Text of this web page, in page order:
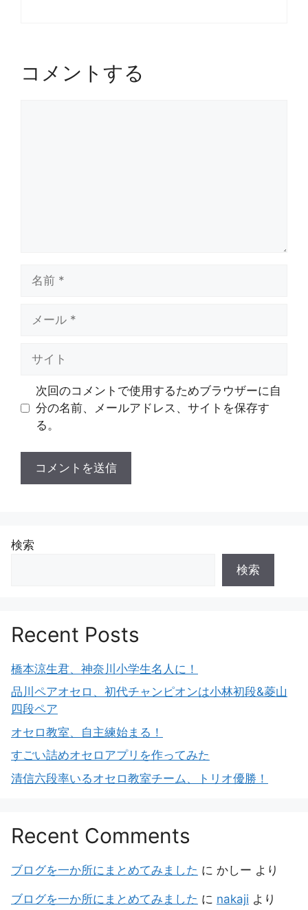
コメントする
次回のコメントで使用するためブラウザーに自
分の名前、メールアドレス、サイトを保存す
る。
検索
検索
Recent Posts
橋本涼生君、神奈川小学生名人に！
品川ペアオセロ、初代チャンピオンは小林初段&菱山
四段ペア
オセロ教室、自主練始まる！
すごい詰めオセロアプリを作ってみた
清信六段率いるオセロ教室チーム、トリオ優勝！
Recent Comments
ブログを一か所にまとめてみました に かしー より
ブログを一か所にまとめてみました に nakaji より